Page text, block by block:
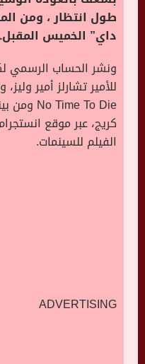
طول انتظار ، ومن
داي” الخميس المقبل.
ونشر الحساب الرسمي
للأمير تشارلز أمير
No Time To Die ومن
كريج، عبر موقع
الفيلم للسينمات.
ADVERTISING